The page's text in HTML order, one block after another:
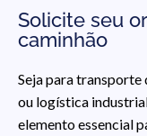
Solicite seu
caminhão
Seja para transporte
ou logística
elemento essencial